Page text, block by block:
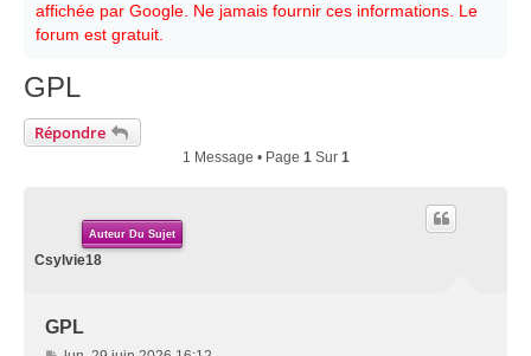
affichée par Google. Ne jamais fournir ces informations. Le
forum est gratuit.
GPL
Répondre
1 Message • Page 1Sur 1
Auteur Du Sujet
Csylvie18
GPL